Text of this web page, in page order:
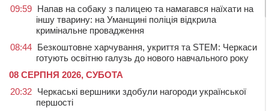
09:59 Напав на собаку з палицею та намагався наїхати на
іншу тварину: на Уманщині поліція відкрила
кримінальне провадження
08:44 Безкоштовне харчування, укриття та STEM: Черкаси
готують освітню галузь до нового навчального року
08 СЕРПНЯ 2026, СУБОТА
20:32 Черкаські вершники здобули нагороди української
першості